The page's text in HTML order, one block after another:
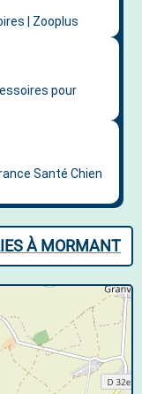
À MORMANT